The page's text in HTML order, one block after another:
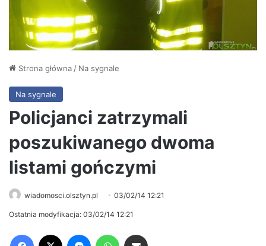
Strona główna / Na sygnale
Na sygnale
Policjanci zatrzymali
poszukiwanego dwoma
listami gończymi
wiadomosci.olsztyn.pl 03/02/14 12:21
Ostatnia modyfikacja: 03/02/14 12:21